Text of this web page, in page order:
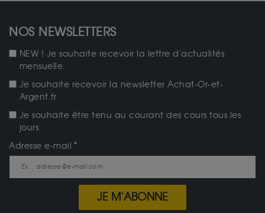
NOS NEWSLETTERS
NEW ! Je souhaite recevoir la lettre d'actualités
mensuelle.
Je souhaite recevoir la newsletter Achat-Or-et-
Argent.fr
Je souhaite être tenu au courant des cours tous les
jours.
Adresse e-mail
JE M'ABONNE